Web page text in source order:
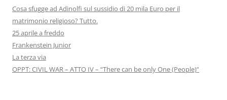
Cosa sfugge ad Adinolfi sul sussidio di 20 mila Euro per il
matrimonio religioso? Tutto.
25 aprile a freddo
Frankenstein Junior
La terza via
OPPT: CIVIL WAR – ATTO IV – “There can be only One (People)”